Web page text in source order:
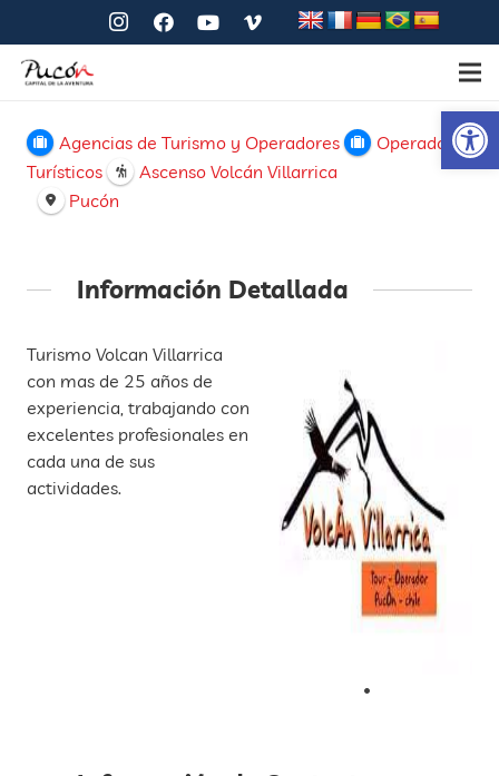
Agencias de Turismo y Operadores
Operadores
Turísticos
Ascenso Volcán Villarrica
Pucón
Información Detallada
Turismo Volcan Villarrica
con mas de 25 años de
experiencia, trabajando con
excelentes profesionales en
cada una de sus
actividades.